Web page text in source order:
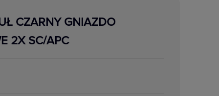
CZARNY GNIAZDO
2X SC/APC